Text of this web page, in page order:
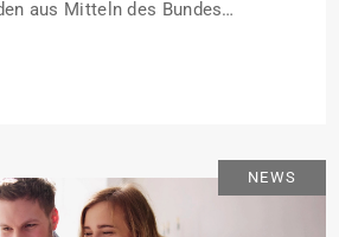
aus Mitteln des Bundes
[…]
NEWS